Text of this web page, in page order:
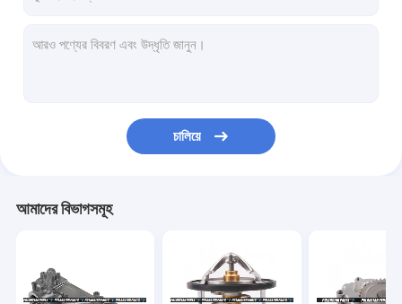
বাড়ি
আমাদের সম্পর্কে
চালিয়ে
আমাদের বিভাগসমূহ